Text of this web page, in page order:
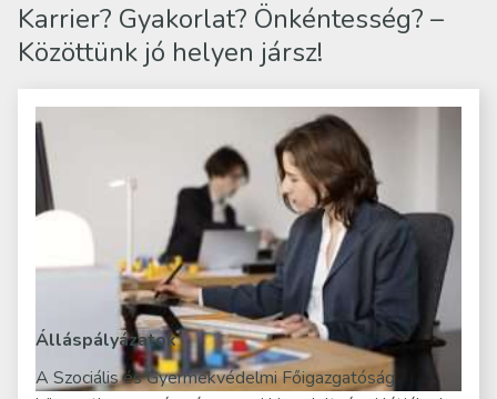
Karrier? Gyakorlat? Önkéntesség? –
Közöttünk jó helyen jársz!
Álláspályázatok
A Szociális és Gyermekvédelmi Főigazgatóság